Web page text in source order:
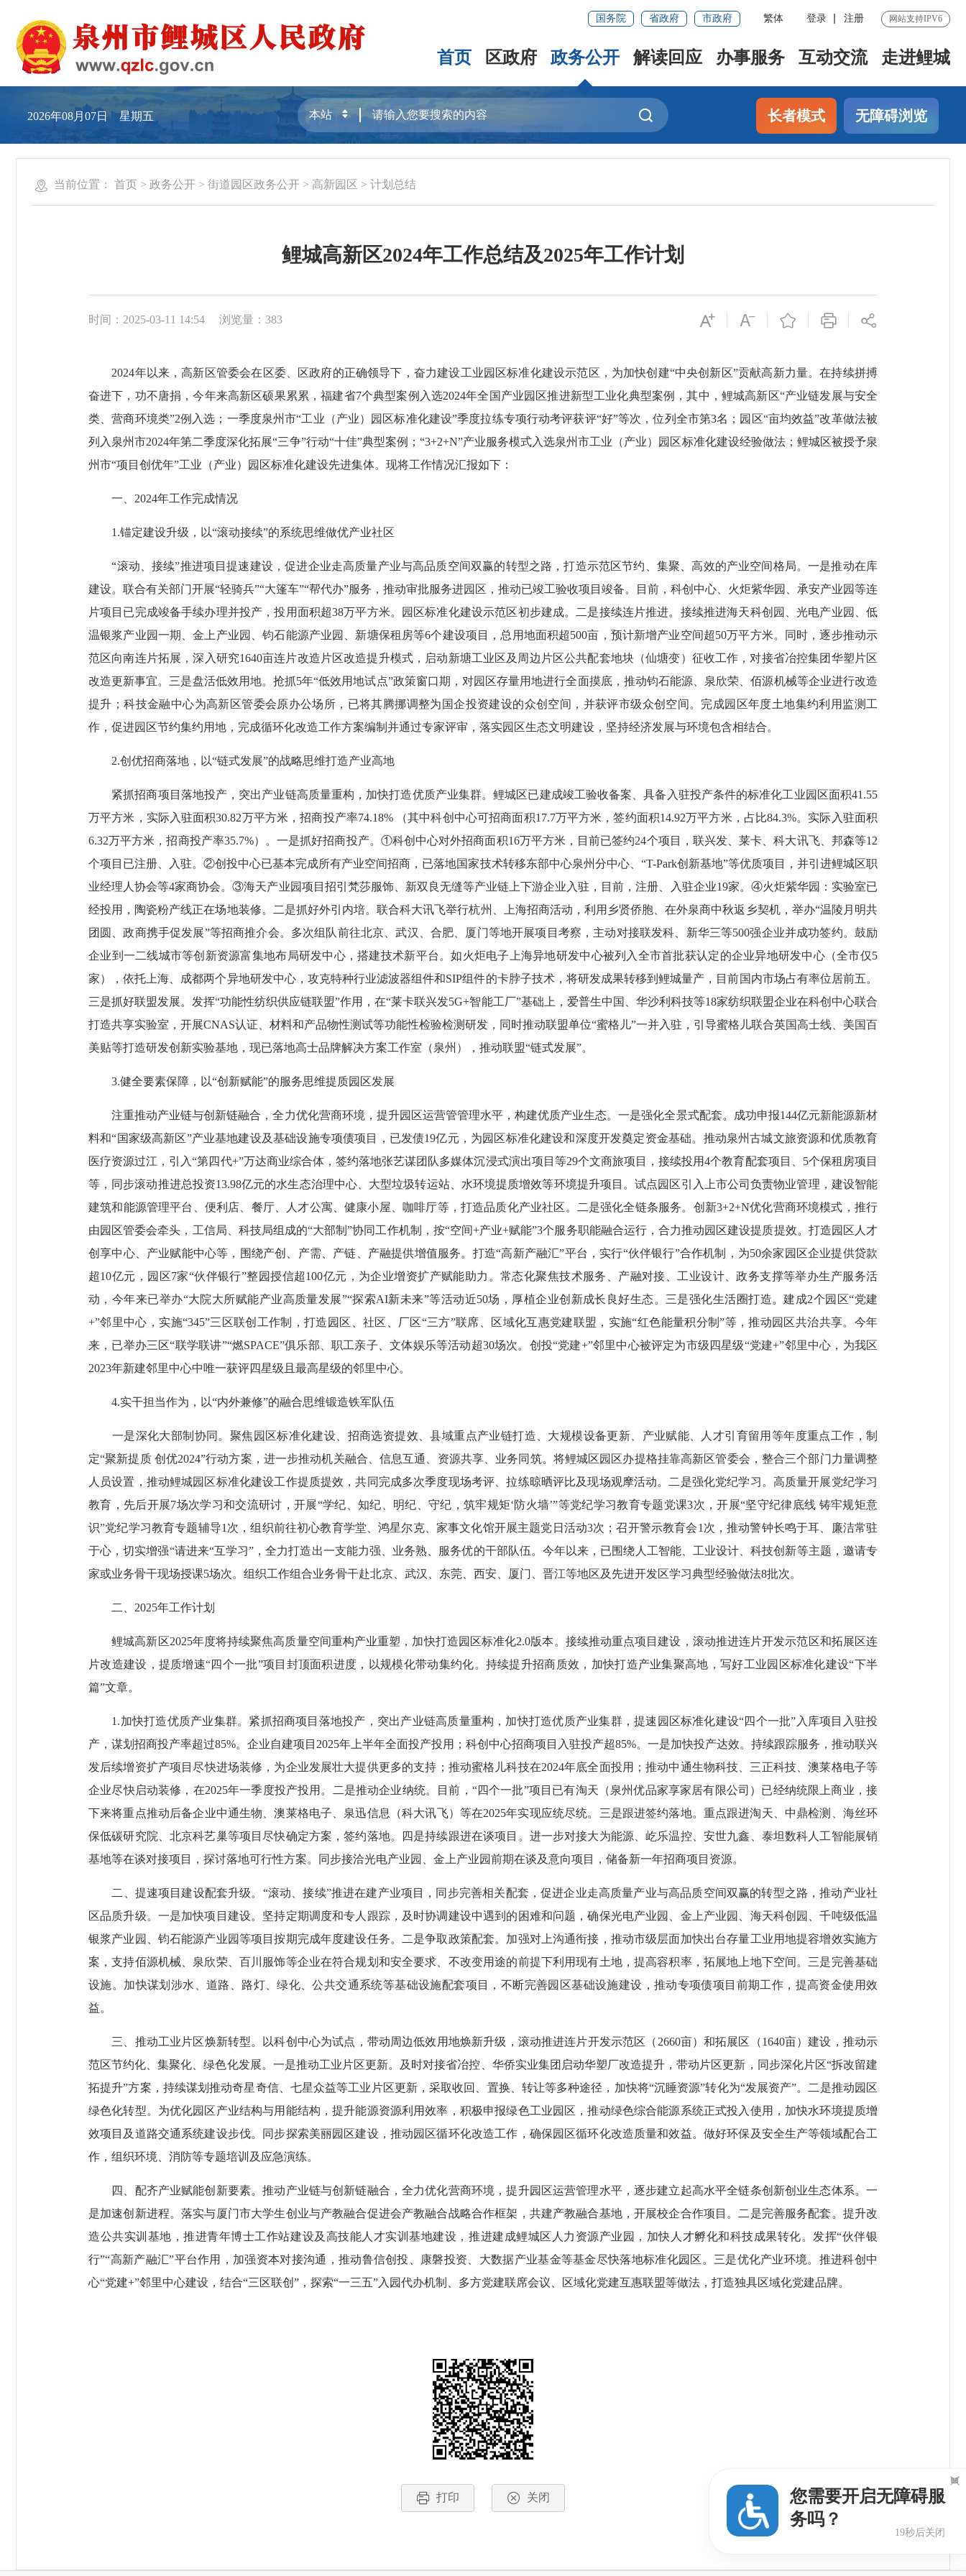
国务院 省政府 市政府 繁体 登录 注册 网站支持IPV6
首页 区政府 政务公开 解读回应 办事服务 互动交流 走进鲤城
2026年08月07日 星期五 长者模式 无障碍浏览
当前位置： 首页 > 政务公开 > 街道园区政务公开 > 高新园区 > 计划总结
鲤城高新区2024年工作总结及2025年工作计划
时间：2025-03-11 14:54 浏览量： 383
2024年以来，高新区管委会在区委、区政府的正确领导下，奋力建设工业园区标准化建设示范区，为加快创建“中央创新区”贡献高新力量。在持续拼搏
奋进下，功不唐捐，今年来高新区硕果累累，福建省7个典型案例入选2024年全国产业园区推进新型工业化典型案例，其中，鲤城高新区“产业链发展与安全
类、营商环境类”2例入选；一季度泉州市“工业（产业）园区标准化建设”季度拉练专项行动考评获评“好”等次，位列全市第3名；园区“亩均效益”改革做法被
列入泉州市2024年第二季度深化拓展“三争”行动“十佳”典型案例；“3+2+N”产业服务模式入选泉州市工业（产业）园区标准化建设经验做法；鲤城区被授予泉
州市“项目创优年”工业（产业）园区标准化建设先进集体。现将工作情况汇报如下：
一、2024年工作完成情况
1.锚定建设升级，以“滚动接续”的系统思维做优产业社区
“滚动、接续”推进项目提速建设，促进企业走高质量产业与高品质空间双赢的转型之路，打造示范区节约、集聚、高效的产业空间格局。一是推动在库
建设。联合有关部门开展“轻骑兵”“大篷车”“帮代办”服务，推动审批服务进园区，推动已竣工验收项目竣备。目前，科创中心、火炬紫华园、承安产业园等连
片项目已完成竣备手续办理并投产，投用面积超38万平方米。园区标准化建设示范区初步建成。二是接续连片推进。接续推进海天科创园、光电产业园、低
温银浆产业园一期、金上产业园、钧石能源产业园、新塘保租房等6个建设项目，总用地面积超500亩，预计新增产业空间超50万平方米。同时，逐步推动示
范区向南连片拓展，深入研究1640亩连片改造片区改造提升模式，启动新塘工业区及周边片区公共配套地块（仙塘变）征收工作，对接省冶控集团华塑片区
改造更新事宜。三是盘活低效用地。抢抓5年“低效用地试点”政策窗口期，对园区存量用地进行全面摸底，推动钧石能源、泉欣荣、佰源机械等企业进行改造
提升；科技金融中心为高新区管委会原办公场所，已将其腾挪调整为国企投资建设的众创空间，并获评市级众创空间。完成园区年度土地集约利用监测工
作，促进园区节约集约用地，完成循环化改造工作方案编制并通过专家评审，落实园区生态文明建设，坚持经济发展与环境包含相结合。
2.创优招商落地，以“链式发展”的战略思维打造产业高地
紧抓招商项目落地投产，突出产业链高质量重构，加快打造优质产业集群。鲤城区已建成竣工验收备案、具备入驻投产条件的标准化工业园区面积41.55
万平方米，实际入驻面积30.82万平方米，招商投产率74.18% （其中科创中心可招商面积17.7万平方米，签约面积14.92万平方米，占比84.3%。实际入驻面积
6.32万平方米，招商投产率35.7%）。一是抓好招商投产。①科创中心对外招商面积16万平方米，目前已签约24个项目，联兴发、莱卡、科大讯飞、邦森等12
个项目已注册、入驻。②创投中心已基本完成所有产业空间招商，已落地国家技术转移东部中心泉州分中心、“T-Park创新基地”等优质项目，并引进鲤城区职
业经理人协会等4家商协会。③海天产业园项目招引梵莎服饰、新双良无缝等产业链上下游企业入驻，目前，注册、入驻企业19家。④火炬紫华园：实验室已
经投用，陶瓷粉产线正在场地装修。二是抓好外引内培。联合科大讯飞举行杭州、上海招商活动，利用乡贤侨胞、在外泉商中秋返乡契机，举办“温陵月明共
团圆、政商携手促发展”等招商推介会。多次组队前往北京、武汉、合肥、厦门等地开展项目考察，主动对接联发科、新华三等500强企业并成功签约。鼓励
企业到一二线城市等创新资源富集地布局研发中心，搭建技术新平台。如火炬电子上海异地研发中心被列入全市首批获认定的企业异地研发中心（全市仅5
家），依托上海、成都两个异地研发中心，攻克特种行业滤波器组件和SIP组件的卡脖子技术，将研发成果转移到鲤城量产，目前国内市场占有率位居前五。
三是抓好联盟发展。发挥“功能性纺织供应链联盟”作用，在“莱卡联兴发5G+智能工厂”基础上，爱普生中国、华沙利科技等18家纺织联盟企业在科创中心联合
打造共享实验室，开展CNAS认证、材料和产品物性测试等功能性检验检测研发，同时推动联盟单位“蜜格儿”一并入驻，引导蜜格儿联合英国高士线、美国百
美贴等打造研发创新实验基地，现已落地高士品牌解决方案工作室（泉州），推动联盟“链式发展”。
3.健全要素保障，以“创新赋能”的服务思维提质园区发展
注重推动产业链与创新链融合，全力优化营商环境，提升园区运营管管理水平，构建优质产业生态。一是强化全景式配套。成功申报144亿元新能源新材
料和“国家级高新区”产业基地建设及基础设施专项债项目，已发债19亿元，为园区标准化建设和深度开发奠定资金基础。推动泉州古城文旅资源和优质教育
医疗资源过江，引入“第四代+”万达商业综合体，签约落地张艺谋团队多媒体沉浸式演出项目等29个文商旅项目，接续投用4个教育配套项目、5个保租房项目
等，同步滚动推进总投资13.98亿元的水生态治理中心、大型垃圾转运站、水环境提质增效等环境提升项目。试点园区引入上市公司负责物业管理，建设智能
建筑和能源管理平台、便利店、餐厅、人才公寓、健康小屋、咖啡厅等，打造品质化产业社区。二是强化全链条服务。创新3+2+N优化营商环境模式，推行
由园区管委会牵头，工信局、科技局组成的“大部制”协同工作机制，按“空间+产业+赋能”3个服务职能融合运行，合力推动园区建设提质提效。打造园区人才
创享中心、产业赋能中心等，围绕产创、产需、产链、产融提供增值服务。打造“高新产融汇”平台，实行“伙伴银行”合作机制，为50余家园区企业提供贷款
超10亿元，园区7家“伙伴银行”整园授信超100亿元，为企业增资扩产赋能助力。常态化聚焦技术服务、产融对接、工业设计、政务支撑等举办生产服务活
动，今年来已举办“大院大所赋能产业高质量发展”“探索AI新未来”等活动近50场，厚植企业创新成长良好生态。三是强化生活圈打造。建成2个园区“党建
+”邻里中心，实施“345”三区联创工作制，打造园区、社区、厂区“三方”联席、区域化互惠党建联盟，实施“红色能量积分制”等，推动园区共治共享。今年
来，已举办三区“联学联讲”“燃SPACE”俱乐部、职工亲子、文体娱乐等活动超30场次。创投“党建+”邻里中心被评定为市级四星级“党建+”邻里中心，为我区
2023年新建邻里中心中唯一获评四星级且最高星级的邻里中心。
4.实干担当作为，以“内外兼修”的融合思维锻造铁军队伍
一是深化大部制协同。聚焦园区标准化建设、招商选资提效、县域重点产业链打造、大规模设备更新、产业赋能、人才引育留用等年度重点工作，制
定“聚新提质 创优2024”行动方案，进一步推动机关融合、信息互通、资源共享、业务同筑。将鲤城区园区办提格挂靠高新区管委会，整合三个部门力量调整
人员设置，推动鲤城园区标准化建设工作提质提效，共同完成多次季度现场考评、拉练晾晒评比及现场观摩活动。二是强化党纪学习。高质量开展党纪学习
教育，先后开展7场次学习和交流研讨，开展“学纪、知纪、明纪、守纪，筑牢规矩‘防火墙’”等党纪学习教育专题党课3次，开展“坚守纪律底线 铸牢规矩意
识”党纪学习教育专题辅导1次，组织前往初心教育学堂、鸿星尔克、家事文化馆开展主题党日活动3次；召开警示教育会1次，推动警钟长鸣于耳、廉洁常驻
于心，切实增强“请进来“互学习”，全力打造出一支能力强、业务熟、服务优的干部队伍。今年以来，已围绕人工智能、工业设计、科技创新等主题，邀请专
家或业务骨干现场授课5场次。组织工作组合业务骨干赴北京、武汉、东莞、西安、厦门、晋江等地区及先进开发区学习典型经验做法8批次。
二、2025年工作计划
鲤城高新区2025年度将持续聚焦高质量空间重构产业重塑，加快打造园区标准化2.0版本。接续推动重点项目建设，滚动推进连片开发示范区和拓展区连
片改造建设，提质增速“四个一批”项目封顶面积进度，以规模化带动集约化。持续提升招商质效，加快打造产业集聚高地，写好工业园区标准化建设“下半
篇”文章。
1.加快打造优质产业集群。紧抓招商项目落地投产，突出产业链高质量重构，加快打造优质产业集群，提速园区标准化建设“四个一批”入库项目入驻投
产，谋划招商投产率超过85%。企业自建项目2025年上半年全面投产投用；科创中心招商项目入驻投产超85%。一是加快投产达效。持续跟踪服务，推动联兴
发后续增资扩产项目尽快进场装修，为企业发展壮大提供更多的支持；推动蜜格儿科技在2024年底全面投用；推动中通生物科技、三正科技、澳莱格电子等
企业尽快启动装修，在2025年一季度投产投用。二是推动企业纳统。目前，“四个一批”项目已有淘天（泉州优品家享家居有限公司）已经纳统限上商业，接
下来将重点推动后备企业中通生物、澳莱格电子、泉迅信息（科大讯飞）等在2025年实现应统尽统。三是跟进签约落地。重点跟进淘天、中鼎检测、海丝环
保低碳研究院、北京科艺巢等项目尽快确定方案，签约落地。四是持续跟进在谈项目。进一步对接大为能源、屹乐温控、安世九鑫、泰坦数科人工智能展销
基地等在谈对接项目，探讨落地可行性方案。同步接洽光电产业园、金上产业园前期在谈及意向项目，储备新一年招商项目资源。
二、提速项目建设配套升级。“滚动、接续”推进在建产业项目，同步完善相关配套，促进企业走高质量产业与高品质空间双赢的转型之路，推动产业社
区品质升级。一是加快项目建设。坚持定期调度和专人跟踪，及时协调建设中遇到的困难和问题，确保光电产业园、金上产业园、海天科创园、千吨级低温
银浆产业园、钧石能源产业园等项目按期完成年度建设任务。二是争取政策配套。加强对上沟通衔接，推动市级层面加快出台存量工业用地提容增效实施方
案，支持佰源机械、泉欣荣、百川服饰等企业在符合规划和安全要求、不改变用途的前提下利用现有土地，提高容积率，拓展地上地下空间。三是完善基础
设施。加快谋划涉水、道路、路灯、绿化、公共交通系统等基础设施配套项目，不断完善园区基础设施建设，推动专项债项目前期工作，提高资金使用效
益。
三、推动工业片区焕新转型。以科创中心为试点，带动周边低效用地焕新升级，滚动推进连片开发示范区（2660亩）和拓展区（1640亩）建设，推动示
范区节约化、集聚化、绿色化发展。一是推动工业片区更新。及时对接省冶控、华侨实业集团启动华塑厂改造提升，带动片区更新，同步深化片区“拆改留建
拓提升”方案，持续谋划推动奇星奇信、七星众益等工业片区更新，采取收回、置换、转让等多种途径，加快将“沉睡资源”转化为“发展资产”。二是推动园区
绿色化转型。为优化园区产业结构与用能结构，提升能源资源利用效率，积极申报绿色工业园区，推动绿色综合能源系统正式投入使用，加快水环境提质增
效项目及道路交通系统建设步伐。同步探索美丽园区建设，推动园区循环化改造工作，确保园区循环化改造质量和效益。做好环保及安全生产等领域配合工
作，组织环境、消防等专题培训及应急演练。
四、配齐产业赋能创新要素。推动产业链与创新链融合，全力优化营商环境，提升园区运营管理水平，逐步建立起高水平全链条创新创业生态体系。一
是加速创新进程。落实与厦门市大学生创业与产教融合促进会产教融合战略合作框架，共建产教融合基地，开展校企合作项目。二是完善服务配套。提升改
造公共实训基地，推进青年博士工作站建设及高技能人才实训基地建设，推进建成鲤城区人力资源产业园，加快人才孵化和科技成果转化。发挥“伙伴银
行”“高新产融汇”平台作用，加强资本对接沟通，推动鲁信创投、康磐投资、大数据产业基金等基金尽快落地标准化园区。三是优化产业环境。推进科创中
心“党建+”邻里中心建设，结合“三区联创”，探索“一三五”入园代办机制、多方党建联席会议、区域化党建互惠联盟等做法，打造独具区域化党建品牌。
打印 关闭
您需要开启无障碍服
务吗？
18秒后关闭
